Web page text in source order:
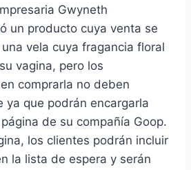
Gwyneth
un producto cuya venta se
vela cuya fragancia floral
vagina, pero los
comprarla no deben
ya que podrán encargarla
de su compañía Goop.
los clientes podrán incluir
la lista de espera y serán